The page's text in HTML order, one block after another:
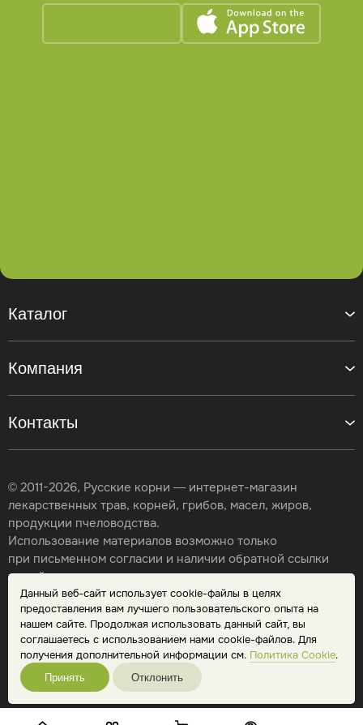
Данный веб-сайт использует cookie-файлы в целях
предоставления вам лучшего пользовательского опыта на
нашем сайте. Продолжая использовать данный сайт, вы
соглашаетесь с использованием нами cookie-файлов. Для
получения дополнительной информации см. Политика Cookie.
Принять Отклонить
Контакты
Каталог
Компания
© 2011-2026, Русские корни — интернет-магазин
лекарственных трав, корней, грибов, масел, жиров,
продукции пчеловодства.
Использование материалов возможно только
при письменном согласии и наличии обратной ссылки
на сайт.
Карта сайта
Политика конфиденциальности
Публичная оферта
Обработка персональных данных